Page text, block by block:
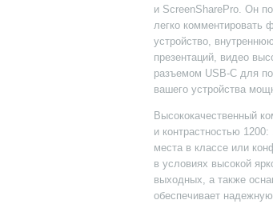
и ScreenSharePro. Он
легко комментировать
устройство,
презентаций, видео
разъемом USB-C для
вашего устройства
Высококачественный
и контрастностью
места в классе или
в условиях высокой
выходных, а также
обеспечивает